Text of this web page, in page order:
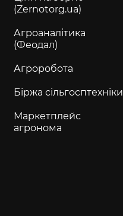
(Zernotorg.ua)
Агроаналітика
(Феодал)
Агроробота
Біржа сільгосптехніки
Маркетплейс
агронома